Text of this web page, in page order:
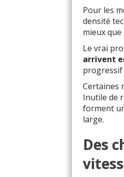
Pour les
densité
mieux
Le vrai
arrivent
progressif
Certaines
Inutile de
forment
large.
Des